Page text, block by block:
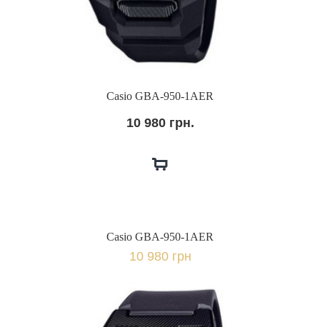
Casio GBA-950-1AER
10 980 грн.
Casio GBA-950-1AER
10 980 грн